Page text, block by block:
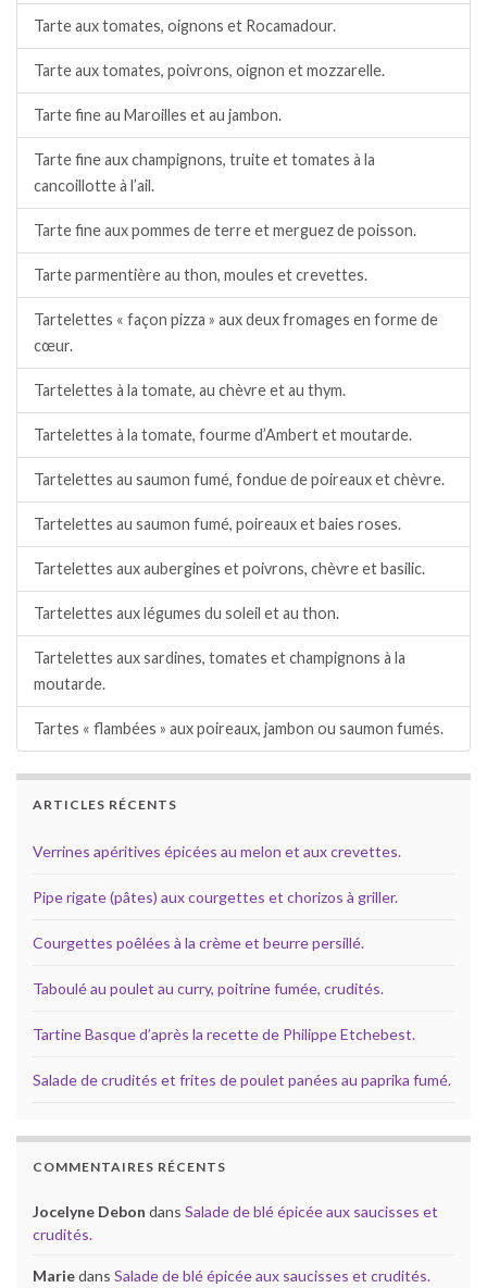
Tarte aux tomates, oignons et Rocamadour.
Tarte aux tomates, poivrons, oignon et mozzarelle.
Tarte fine au Maroilles et au jambon.
Tarte fine aux champignons, truite et tomates à la
cancoillotte à l’ail.
Tarte fine aux pommes de terre et merguez de poisson.
Tarte parmentière au thon, moules et crevettes.
Tartelettes « façon pizza » aux deux fromages en forme de
cœur.
Tartelettes à la tomate, au chèvre et au thym.
Tartelettes à la tomate, fourme d’Ambert et moutarde.
Tartelettes au saumon fumé, fondue de poireaux et chèvre.
Tartelettes au saumon fumé, poireaux et baies roses.
Tartelettes aux aubergines et poivrons, chèvre et basilic.
Tartelettes aux légumes du soleil et au thon.
Tartelettes aux sardines, tomates et champignons à la
moutarde.
Tartes « flambées » aux poireaux, jambon ou saumon fumés.
ARTICLES RÉCENTS
Verrines apéritives épicées au melon et aux crevettes.
Pipe rigate (pâtes) aux courgettes et chorizos à griller.
Courgettes poêlées à la crème et beurre persillé.
Taboulé au poulet au curry, poitrine fumée, crudités.
Tartine Basque d’après la recette de Philippe Etchebest.
Salade de crudités et frites de poulet panées au paprika fumé.
COMMENTAIRES RÉCENTS
Jocelyne Debon dans Salade de blé épicée aux saucisses et
crudités.
Mariedans Salade de blé épicée aux saucisses et crudités.